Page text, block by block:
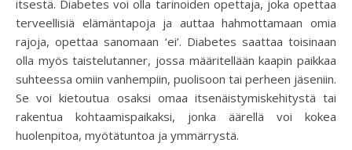
itsestä. Diabetes voi olla tarinoiden opettaja, joka opettaa
terveellisiä elämäntapoja ja auttaa hahmottamaan omia
rajoja, opettaa sanomaan ‘ei’. Diabetes saattaa toisinaan
olla myös taistelutanner, jossa määritellään kaapin paikkaa
suhteessa omiin vanhempiin, puolisoon tai perheen jäseniin.
Se voi kietoutua osaksi omaa itsenäistymiskehitystä tai
rakentua kohtaamispaikaksi, jonka äärellä voi kokea
huolenpitoa, myötätuntoa ja ymmärrystä.